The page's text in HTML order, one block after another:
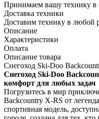
Принимаем вашу технику в
Доставка техники
Доставим технику в любой
Описание
Характеристики
Оплата
Описание товара
Снегоход Ski-Doo
Снегоход Ski-Doo
комфорт для любых задач
Погрузитесь в мир
Backcountry X-RS от
спортивная модель,